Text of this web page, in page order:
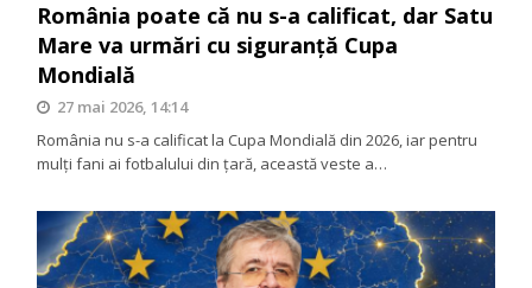
România poate că nu s-a calificat, dar Satu
Mare va urmări cu siguranță Cupa
Mondială
27 mai 2026, 14:14
România nu s-a calificat la Cupa Mondială din 2026, iar pentru
mulți fani ai fotbalului din țară, această veste a…